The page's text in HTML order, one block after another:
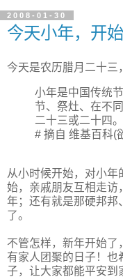
2008-01-30
今天小年，开
今天是农历腊月二十三
小年是中国传统
节、祭灶、在不
二十三或二十四
# 摘自 维基百科(
从小时候开始，对小
始，亲戚朋友互相走访
年；还有就是那硬邦邦
了。
不管怎样，新年开始
有家人团聚的日子！也
子，让大家都能平安到